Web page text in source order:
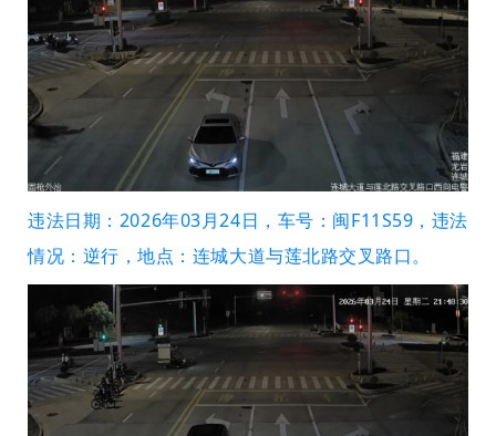
违法日期：2026年03月24日，车号：闽F11S59，违法
情况：逆行，地点：连城大道与莲北路交叉路口。